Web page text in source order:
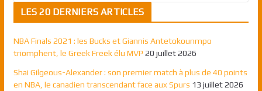
LES 20 DERNIERS ARTICLES
NBA Finals 2021 : les Bucks et Giannis Antetokounmpo
triomphent, le Greek Freek élu MVP 20 juillet 2026
Shai Gilgeous-Alexander : son premier match à plus de 40 points
en NBA, le canadien transcendant face aux Spurs 13 juillet 2026